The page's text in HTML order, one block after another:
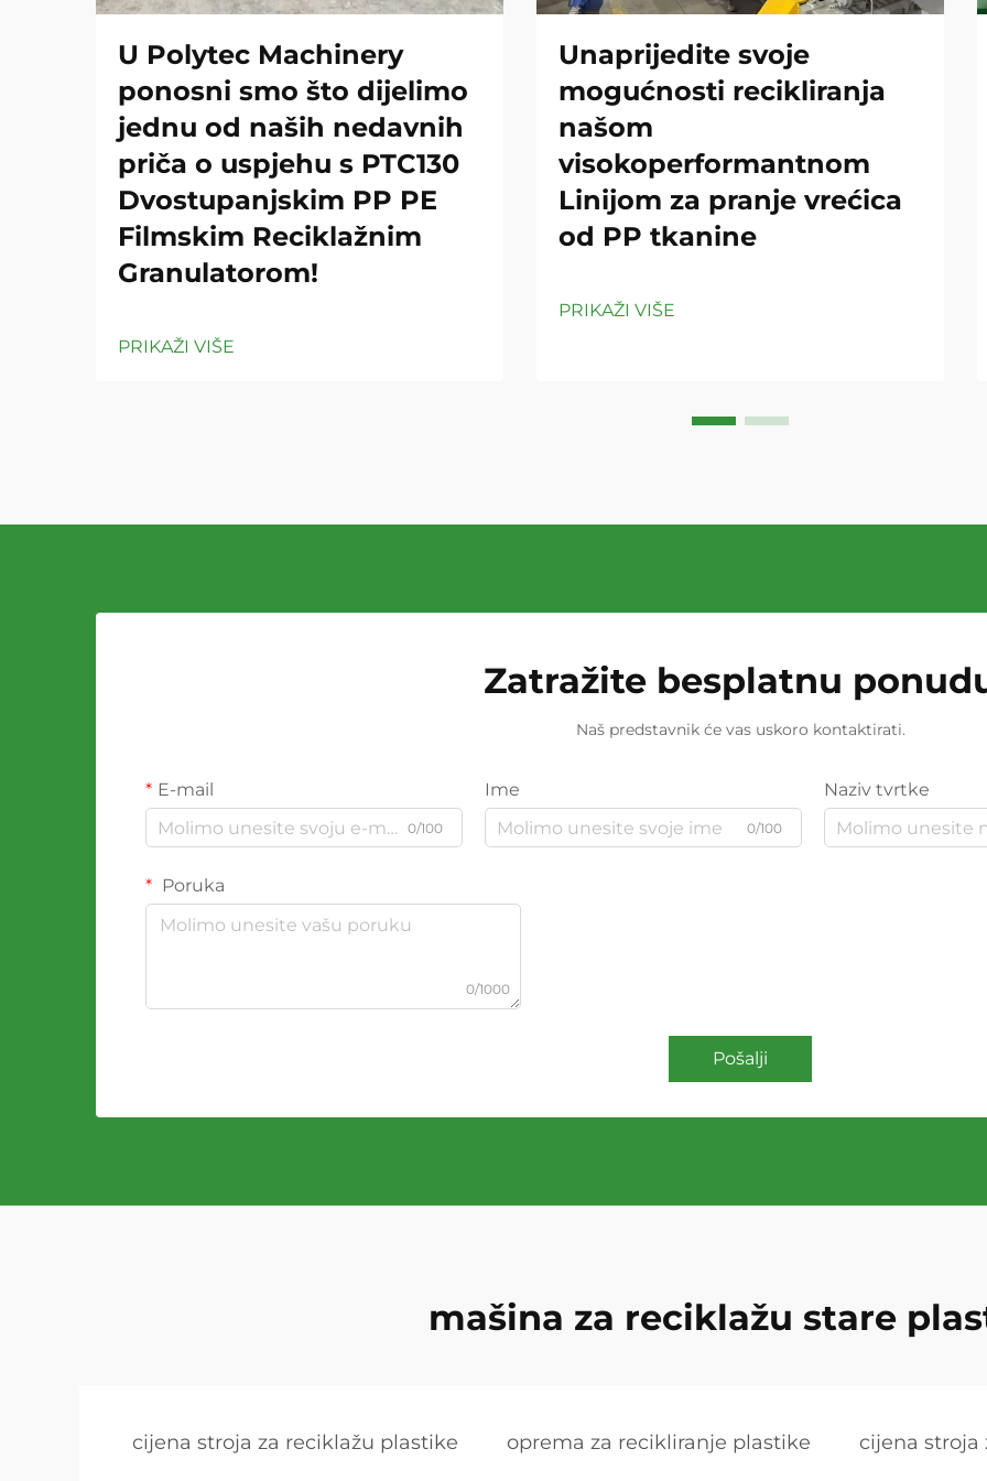
U Polytec Machinery
ponosni smo što dijelimo
jednu od naših nedavnih
priča o uspjehu s PTC130
Dvostupanjskim PP PE
Filmskim Reciklažnim
Granulatorom!
PRIKAŽI VIŠE
Unaprijedite svoje
mogućnosti recikliranja
našom
visokoperformantnom
Linijom za pranje vrećica
od PP tkanine
PRIKAŽI VIŠE
Zatražite besplatnu
Naš predstavnik će vas uskoro kontaktirati.
E-mail
0/100
Ime
0/100
Naziv tvrtke
Poruka
0/1000
Pošalji
mašina za reciklažu stare
cijena stroja za reciklažu plastike oprema za recikliranje plastike cijena stroja